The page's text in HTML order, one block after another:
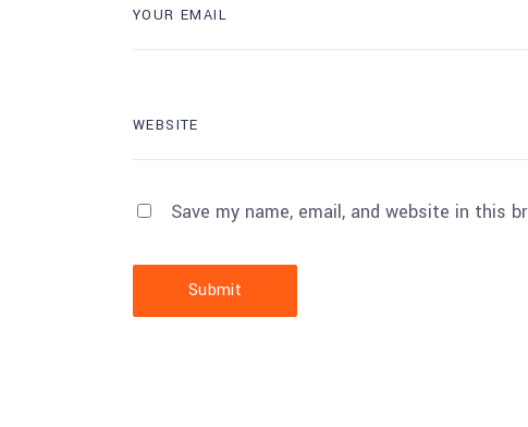
Save my name, email, and website in this
Submit